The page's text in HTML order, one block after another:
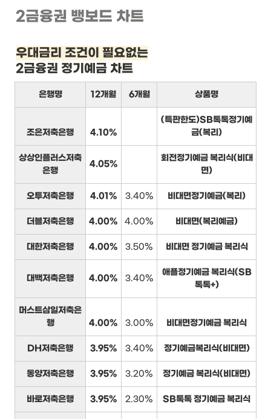
2금융권 뱅보드 차트
우대금리 조건이 필요없는
2금융권 정기예금 차트
은행명 12개월 6개월 상품명
조은저축은행 4.10%
(특판한도)SB톡톡정기예
금(복리)
상상인플러스저축
은행
4.05%
회전정기예금 복리식(비대
면)
오투저축은행 4.01% 3.40% 비대면정기예금(복리)
더블저축은행 4.00% 4.00% 비대면(복리예금)
대한저축은행 4.00% 3.50% 비대면 정기예금 복리식
대백저축은행 4.00% 3.40%
애플정기예금 복리식(SB
톡톡+)
머스트삼일저축은
행
4.00% 3.00% 비대면정기예금 복리식
DH저축은행 3.95% 3.40% 정기예금복리식(비대면)
동양저축은행 3.95% 3.20% 정기예금 복리식(비대면)
바로저축은행 3.95% 2.30% SB톡톡 정기예금 복리식